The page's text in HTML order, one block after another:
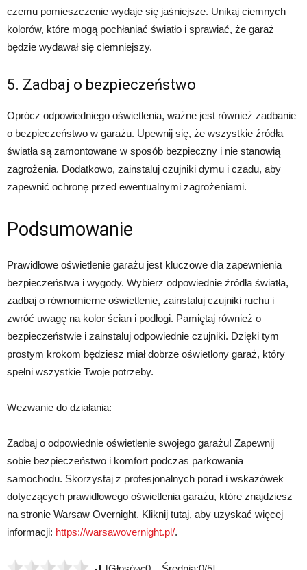
czemu pomieszczenie wydaje się jaśniejsze. Unikaj ciemnych
kolorów, które mogą pochłaniać światło i sprawiać, że garaż
będzie wydawał się ciemniejszy.
5. Zadbaj o bezpieczeństwo
Oprócz odpowiedniego oświetlenia, ważne jest również zadbanie
o bezpieczeństwo w garażu. Upewnij się, że wszystkie źródła
światła są zamontowane w sposób bezpieczny i nie stanowią
zagrożenia. Dodatkowo, zainstaluj czujniki dymu i czadu, aby
zapewnić ochronę przed ewentualnymi zagrożeniami.
Podsumowanie
Prawidłowe oświetlenie garażu jest kluczowe dla zapewnienia
bezpieczeństwa i wygody. Wybierz odpowiednie źródła światła,
zadbaj o równomierne oświetlenie, zainstaluj czujniki ruchu i
zwróć uwagę na kolor ścian i podłogi. Pamiętaj również o
bezpieczeństwie i zainstaluj odpowiednie czujniki. Dzięki tym
prostym krokom będziesz miał dobrze oświetlony garaż, który
spełni wszystkie Twoje potrzeby.
Wezwanie do działania:
Zadbaj o odpowiednie oświetlenie swojego garażu! Zapewnij
sobie bezpieczeństwo i komfort podczas parkowania
samochodu. Skorzystaj z profesjonalnych porad i wskazówek
dotyczących prawidłowego oświetlenia garażu, które znajdziesz
na stronie Warsaw Overnight. Kliknij tutaj, aby uzyskać więcej
informacji: https://warsawovernight.pl/.